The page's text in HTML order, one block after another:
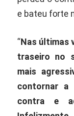
e bateu forte
“Nas últimas
traseiro no
mais
contornar
contra e